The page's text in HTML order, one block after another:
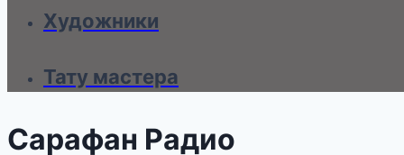
Художники
Тату мастера
Сарафан Радио